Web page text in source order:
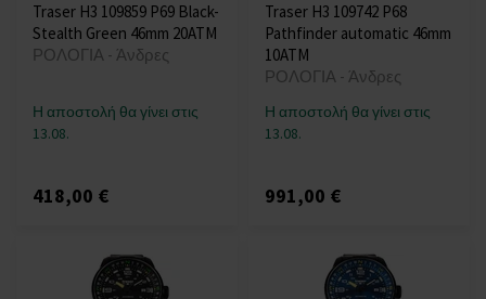
Traser H3 109859 P69 Black-
Stealth Green 46mm 20ATM
ΡΟΛΟΓΙΑ - Άνδρες
Η αποστολή θα γίνει στις
13.08.
418,00 €
Traser H3 109742 P68
Pathfinder automatic 46mm
10ATM
ΡΟΛΟΓΙΑ - Άνδρες
Η αποστολή θα γίνει στις
13.08.
991,00 €